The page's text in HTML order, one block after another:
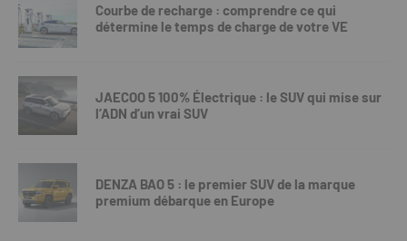
Courbe de recharge : comprendre ce qui
détermine le temps de charge de votre VE
JAECOO 5 100% Électrique : le SUV qui mise sur
l’ADN d’un vrai SUV
DENZA BAO 5 : le premier SUV de la marque
premium débarque en Europe